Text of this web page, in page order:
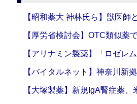
【昭和薬大 神林氏ら】獣医師
【厚労省検討会】OTC類似薬
【アリナミン製薬】「ロゼレ
【バイタルネット】神奈川新
【大塚製薬】新規IgA腎症薬